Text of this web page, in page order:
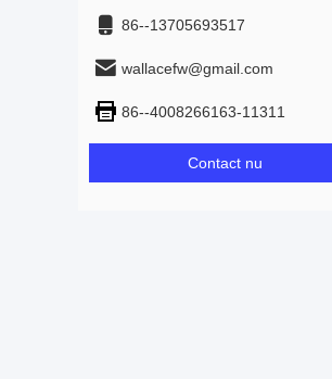
86--13705693517
wallacefw@gmail.com
86--4008266163-11311
Contact nu